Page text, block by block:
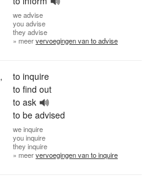
weadvise
youadvise
they advise
» meervervoegingen van to advise
,
to inquire
to find out
to ask
to be advised
weinquire
youinquire
they inquire
» meervervoegingen van to inquire